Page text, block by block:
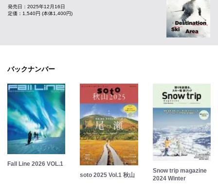
発売日：2025年12月16日
定価：1,540円 (本体1,400円)
バックナンバー
Fall Line 2026 VOL.1
soto 2025 Vol.1 秋山
Snow trip magazine
2024 Winter